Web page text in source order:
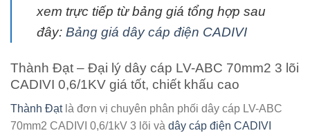
xem trực tiếp từ bảng giá tổng hợp sau
đây: Bảng giá dây cáp điện CADIVI
Thành Đạt – Đại lý dây cáp LV-ABC 70mm2 3 lõi
CADIVI 0,6/1KV giá tốt, chiết khấu cao
Thành Đạtlà đơn vị chuyên phân phối dây cáp LV-ABC
70mm2 CADIVI 0,6/1kV 3 lõi và dây cáp điện CADIVI